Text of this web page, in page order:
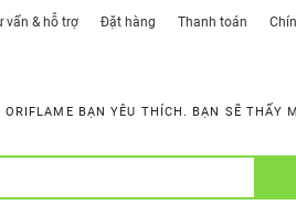
vấn & hỗ trợ Đặt hàng Thanh toán
BẠN YÊU THÍCH. BẠN SẼ THẤY